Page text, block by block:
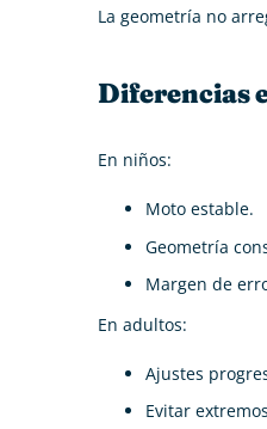
La geometría no
Diferencias
En niños:
Moto estable.
Geometría
Margen de
En adultos:
Ajustes
Evitar